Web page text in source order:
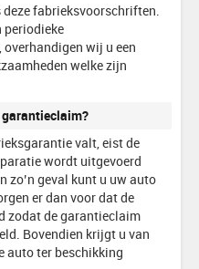
fabrieksvoorschriften.
periodieke
wij u een
welke zijn
garantieclaim?
valt, eist de
wordt uitgevoerd
zo’n geval kunt u uw auto
er dan voor dat de
zodat de garantieclaim
Bovendien krijgt u van
auto ter beschikking